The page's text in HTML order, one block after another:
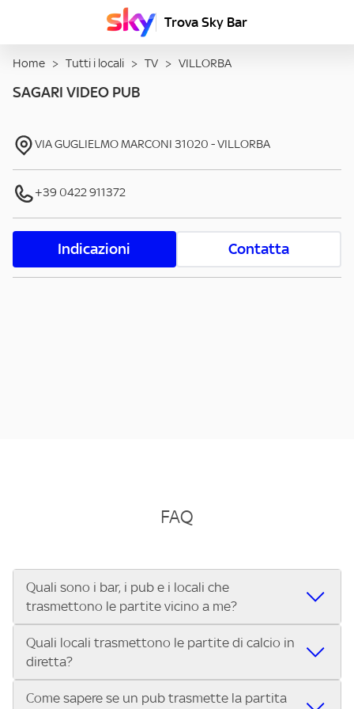
Trova Sky Bar
Home > Tutti i locali > TV > VILLORBA
SAGARI VIDEO PUB
VIA GUGLIELMO MARCONI 31020 -VILLORBA
+39 0422 911372
Indicazioni Contatta
FAQ
Quali sono i bar, i pub e i locali che
trasmettono le partite vicino a me?
Se cerchi un bar, pub, ristorante o locale vicino a te per
vedere le partite di Serie A ENILIVE, la Serie C Sky Wifi, la
UEFA Champions League, la UEFA Europa League, la UEFA
Conference League, il Tennis, la Formula 1®, la MotoGP™ e
Quali locali trasmettono le partite di calcio in
diretta?
Vuoi sapere quali bar, pub o ristoranti mostrano le partite
Come sapere se un pub trasmette la partita